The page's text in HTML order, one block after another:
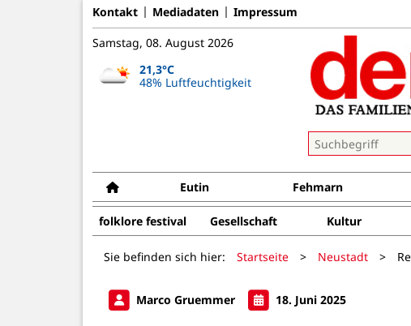
Kontakt Mediadaten Impressum
Samstag, 08. August 2026
21,3°C
48% Luftfeuchtigkeit
Eutin Fehmarn
folklore festival Gesellschaft Kultur
Sie befinden sich hier: Startseite > Neustadt >
Marco Gruemmer 18. Juni 2025